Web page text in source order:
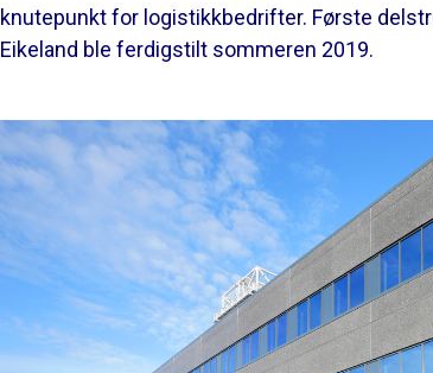
knutepunkt for logistikkbedrifter. Første
Eikeland ble ferdigstilt sommeren 2019.